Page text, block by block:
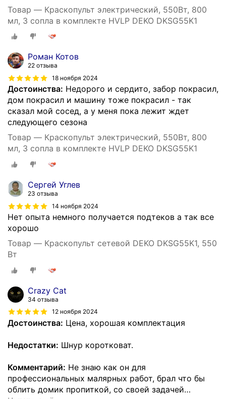
Товар — Краскопульт электрический, 550Вт, 800
мл, 3 сопла в комплекте HVLP DEKO DKSG55K1
Роман Котов
22 отзыва
18 ноября 2024
Достоинства: Недорого и сердито, забор покрасил,
дом покрасил и машину тоже покрасил - так
сказал мой сосед, а у меня пока лежит ждет
следующего сезона
Товар — Краскопульт электрический, 550Вт, 800
мл, 3 сопла в комплекте HVLP DEKO DKSG55K1
Сергей Углев
23 отзыва
14 ноября 2024
Нет опыта немного получается подтеков а так все
хорошо
Товар — Краскопульт сетевой DEKO DKSG55K1, 550
Вт
Crazy Cat
34 отзыва
12 ноября 2024
Достоинства: Цена, хорошая комплектация
Недостатки: Шнур коротковат.
Комментарий: Не знаю как он для
профессиональных малярных работ, брал что бы
облить домик пропиткой, со своей задачей…